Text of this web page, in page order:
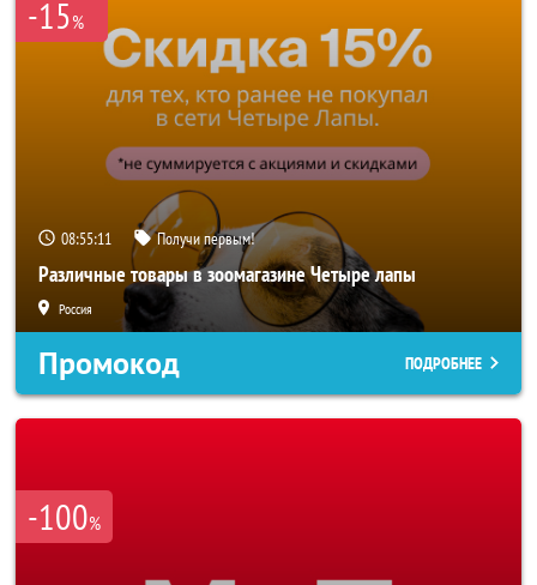
-15%
08:55:09 Получи первым!
Различные товары в зоомагазине Четыре лапы
Россия
Промокод ПОДРОБНЕЕ
-100%